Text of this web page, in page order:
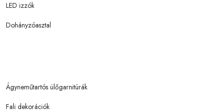
LED izzók
Dohányzóasztal
Ágyneműtartós ülőgarnitúrák
Fali dekorációk